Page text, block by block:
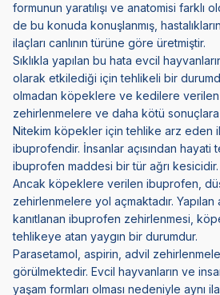
formunun yaratılışı ve anatomisi farklı
de bu konuda konuşlanmış,
ilaçları canlının türüne göre üretmiştir.
Sıklıkla yapılan bu hata evcil
olarak etkilediği için tehlikeli bir
olmadan köpeklere ve kedilere verilen
zehirlenmelere ve daha kötü
Nitekim köpekler için tehlike arz eden
ibuprofendir. İnsanlar açısından hayati
ibuprofen maddesi bir tür ağrı kesicidir.
Ancak köpeklere verilen ibuprofen,
zehirlenmelere yol açmaktadır.
kanıtlanan ibuprofen zehirlenmesi,
tehlikeye atan yaygın bir durumdur.
Parasetamol, aspirin, advil
görülmektedir. Evcil hayvanların ve
yaşam formları olması nedeniyle aynı